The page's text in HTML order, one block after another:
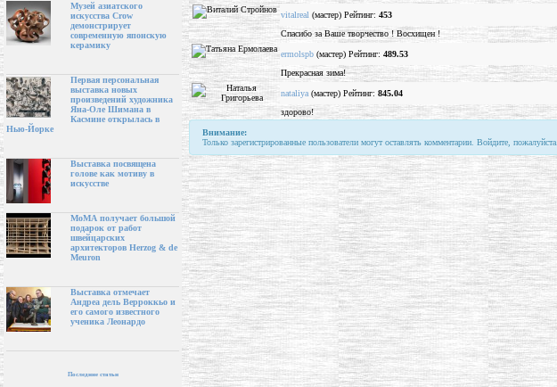
Музей азиатского
искусства Crow
демонстрирует
современную японскую
керамику
Первая персональная
выставка новых
произведений художника
Яна-Оле Шимана в
Касмине открылась в
Нью-Йорке
Выставка посвящена
голове как мотиву в
искусстве
МоМА получает большой
подарок от работ
швейцарских
архитекторов Herzog & de
Meuron
Выставка отмечает
Андреа дель Верроккьо и
его самого известного
ученика Леонардо
Последние статьи
vitalreal (мастер) Рейтинг: 453
Спасибо за Ваше творчество ! Восхищен !
ermolspb (мастер) Рейтинг: 489.53
Прекрасная зима!
nataliya (мастер) Рейтинг: 845.04
здорово!
Внимание:
Только зарегистрированные пользователи могут оставлять комментарии. Войдите, пожалуйста.